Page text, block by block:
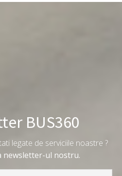
BUS360
legate de serviciile noastre ?
newsletter-ul nostru.